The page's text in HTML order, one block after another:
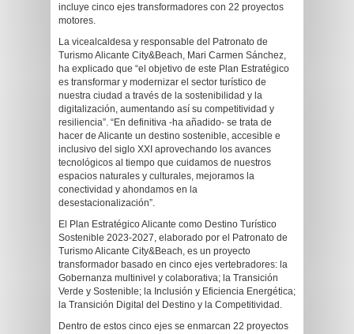
incluye cinco ejes transformadores con 22 proyectos
motores.
La vicealcaldesa y responsable del Patronato de
Turismo Alicante City&Beach, Mari Carmen Sánchez,
ha explicado que “el objetivo de este Plan Estratégico
es transformar y modernizar el sector turístico de
nuestra ciudad a través de la sostenibilidad y la
digitalización, aumentando así su competitividad y
resiliencia”. “En definitiva -ha añadido- se trata de
hacer de Alicante un destino sostenible, accesible e
inclusivo del siglo XXI aprovechando los avances
tecnológicos al tiempo que cuidamos de nuestros
espacios naturales y culturales, mejoramos la
conectividad y ahondamos en la
desestacionalización”.
El Plan Estratégico Alicante como Destino Turístico
Sostenible 2023-2027, elaborado por el Patronato de
Turismo Alicante City&Beach, es un proyecto
transformador basado en cinco ejes vertebradores: la
Gobernanza multinivel y colaborativa; la Transición
Verde y Sostenible; la Inclusión y Eficiencia Energética;
la Transición Digital del Destino y la Competitividad.
Dentro de estos cinco ejes se enmarcan 22 proyectos